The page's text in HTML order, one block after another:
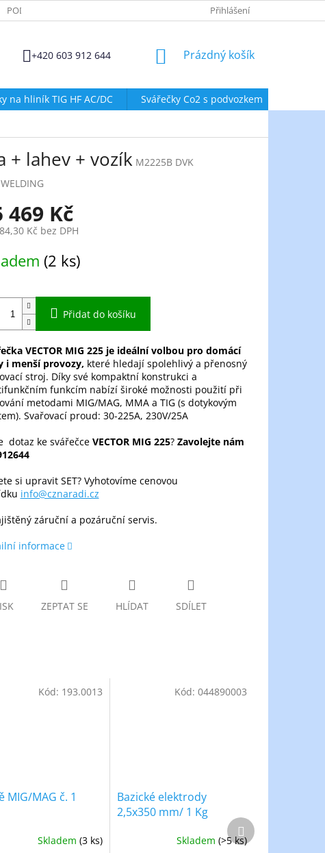
PODMÍNKY OCHRANY OSOBNÍCH ÚDAJŮ ZÁSADY POUŽÍVÁNÍ
Přihlášení
+420 603 912 644
NÁKUPNÍ
Prázdný košík
na hliník TIG HF AC/DC Svářečky Co2 s podvozkem
+ lahev + vozík M2225B DVK
469 Kč
Kč bez DPH
(2 ks)
Přidat do košíku
VECTOR MIG 225 je ideální volbou pro domácí
i menší provozy, které hledají spolehlivý a přenosný
stroj. Díky své kompaktní konstrukci a
funkcím nabízí široké možnosti použití při
metodami MIG/MAG, MMA a TIG (s dotykovým
Svařovací proud: 30-225A, 230V/25A
dotaz ke svářečce VECTOR MIG 225? Zavolejte nám
si upravit SET? Vyhotovíme cenovou
info@cznaradi.cz
záruční a pozáruční servis.
informace
ZEPTAT SE HLÍDAT SDÍLET
MIG/MAG č. 1
Skladem(3 ks)
Kód: 193.0013
Bazické elektrody
2,5x350 mm/ 1 Kg
Skladem (>5 ks)
Kód: 044890003
Další
produkt